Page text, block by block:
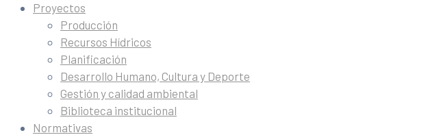
Proyectos
Producción
Recursos Hídricos
Planificación
Desarrollo Humano, Cultura y Deporte
Gestión y calidad ambiental
Biblioteca institucional
Normativas